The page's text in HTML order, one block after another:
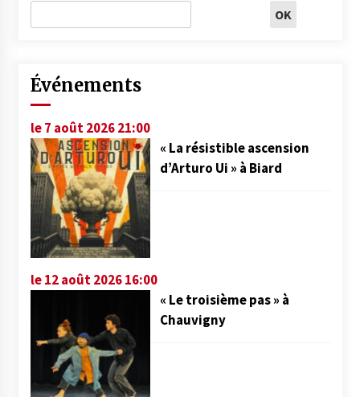
Événements
le 7 août 2026 21:00
« La résistible ascension
d’Arturo Ui » à Biard
le 12 août 2026 16:00
« Le troisième pas » à
Chauvigny